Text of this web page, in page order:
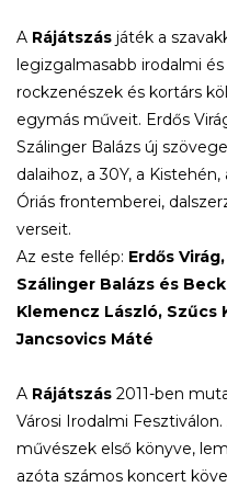
A Rájátszás játék a
legizgalmasabb irodalmi
rockzenészek és kortárs
egymás műveit. Erdős
Szálinger Balázs új
dalaihoz, a 30Y, a
Óriás frontemberei,
verseit.
Az este fellép: Erdős
Szálinger Balázs és
Klemencz László, Szűcs
Jancsovics Máté
A Rájátszás 2011-ben
Városi Irodalmi
művészek első könyve,
azóta számos koncert